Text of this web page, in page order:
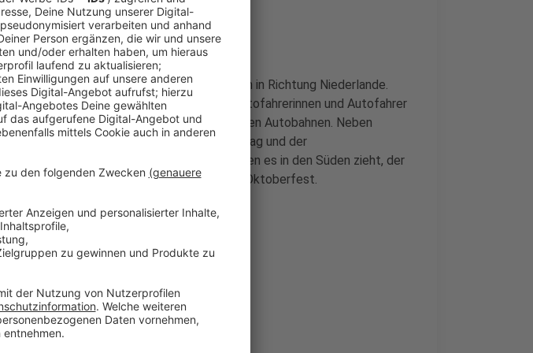
sind - laut ADAC - wieder die Strecken in Richtung Niederlande.
die A3 und die A57. Ausgebremst werden Autofahrerinnen und Autofahrer
Im Moment sind es knapp 1000 auf den Autobahnen. Neben
zu den Stoßzeiten der Samstagvormittag und der
dann viele Kurzurlauber zurückkommen. Wen es in den Süden zieht, der
endet am langen Wochenende das Oktoberfest.
Links zum Thema